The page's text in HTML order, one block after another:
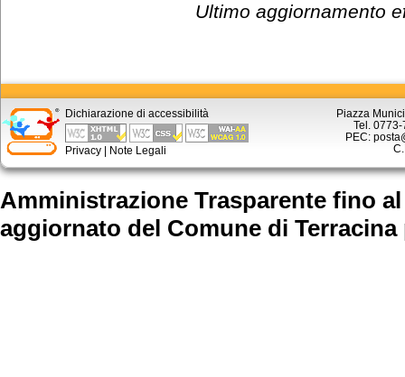
Ultimo aggiornamento
Dichiarazione di accessibilità
Privacy | Note Legali
Piazza
Tel.
PEC:
Amministrazione Trasparente fino
aggiornato del Comune di